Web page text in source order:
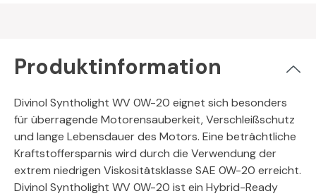
Produktinformation
Divinol Syntholight WV 0W-20 eignet sich besonders
für überragende Motorensauberkeit, Verschleißschutz
und lange Lebensdauer des Motors. Eine beträchtliche
Kraftstoffersparnis wird durch die Verwendung der
extrem niedrigen Viskositätsklasse SAE 0W-20 erreicht.
Divinol Syntholight WV 0W-20 ist ein Hybrid-Ready